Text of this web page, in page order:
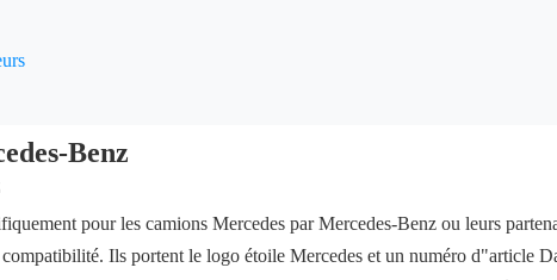
Benz
pour les camions Mercedes par Mercedes-Benz ou leurs
Ils portent le logo étoile Mercedes et un numéro d"article